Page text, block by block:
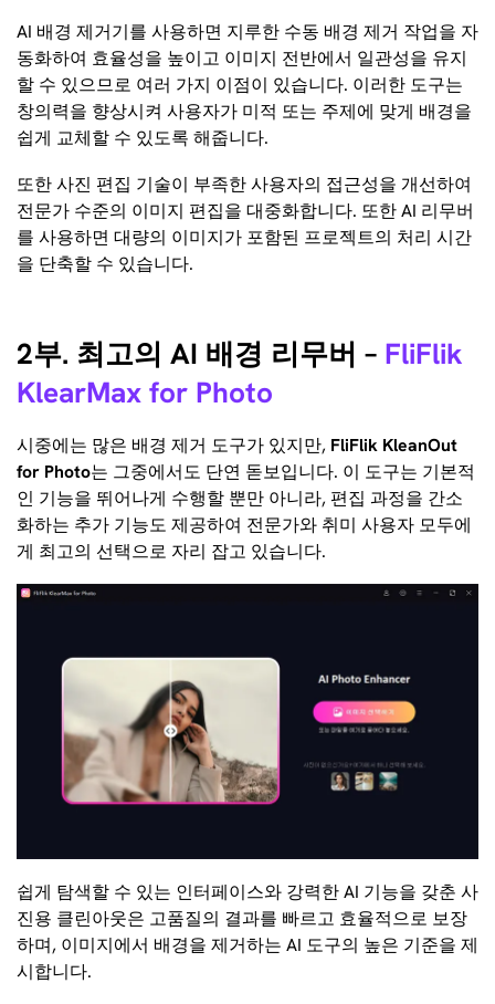
AI 배경 제거기를 사용하면 지루한 수동 배경 제거 작업을 자
동화하여 효율성을 높이고 이미지 전반에서 일관성을 유지
할 수 있으므로 여러 가지 이점이 있습니다. 이러한 도구는
창의력을 향상시켜 사용자가 미적 또는 주제에 맞게 배경을
쉽게 교체할 수 있도록 해줍니다.
또한 사진 편집 기술이 부족한 사용자의 접근성을 개선하여
전문가 수준의 이미지 편집을 대중화합니다. 또한 AI 리무버
를 사용하면 대량의 이미지가 포함된 프로젝트의 처리 시간
을 단축할 수 있습니다.
2부. 최고의 AI 배경 리무버 – FliFlik
KlearMax for Photo
시중에는 많은 배경 제거 도구가 있지만, FliFlik KleanOut
for Photo는 그중에서도 단연 돋보입니다. 이 도구는 기본적
인 기능을 뛰어나게 수행할 뿐만 아니라, 편집 과정을 간소
화하는 추가 기능도 제공하여 전문가와 취미 사용자 모두에
게 최고의 선택으로 자리 잡고 있습니다.
쉽게 탐색할 수 있는 인터페이스와 강력한 AI 기능을 갖춘 사
진용 클린아웃은 고품질의 결과를 빠르고 효율적으로 보장
하며, 이미지에서 배경을 제거하는 AI 도구의 높은 기준을 제
시합니다.